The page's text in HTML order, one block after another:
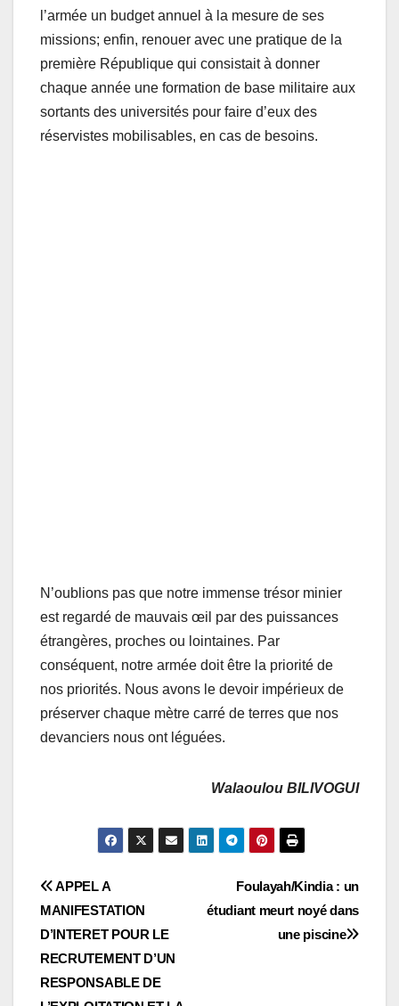
l’armée un budget annuel à la mesure de ses
missions; enfin, renouer avec une pratique de la
première République qui consistait à donner
chaque année une formation de base militaire aux
sortants des universités pour faire d’eux des
réservistes mobilisables, en cas de besoins.
N’oublions pas que notre immense trésor minier
est regardé de mauvais œil par des puissances
étrangères, proches ou lointaines. Par
conséquent, notre armée doit être la priorité de
nos priorités. Nous avons le devoir impérieux de
préserver chaque mètre carré de terres que nos
devanciers nous ont léguées.
Walaoulou BILIVOGUI
Navigation
de
l’article
Foulayah/Kindia : un
étudiant meurt noyé dans
une piscine
APPEL A
MANIFESTATION
D’INTERET POUR LE
RECRUTEMENT D’UN
RESPONSABLE DE